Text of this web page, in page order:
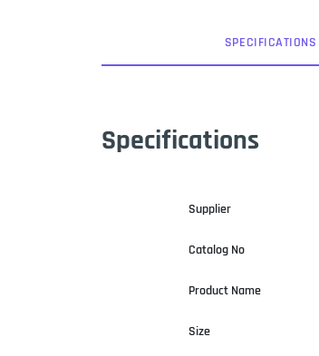
SPECIFICATIONS
Specifications
Supplier
Catalog No
Product Name
Size